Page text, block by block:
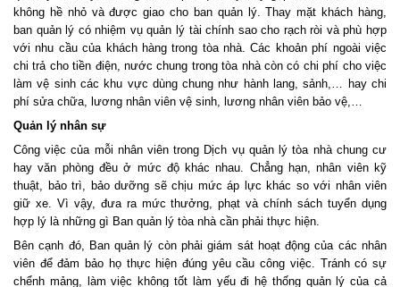
không hề nhỏ và được giao cho ban quản lý. Thay mặt khách hàng,
ban quản lý có nhiệm vụ quản lý tài chính sao cho rạch ròi và phù hợp
với nhu cầu của khách hàng trong tòa nhà. Các khoản phí ngoài việc
chi trả cho tiền điện, nước chung trong tòa nhà còn có chi phí cho việc
làm vệ sinh các khu vực dùng chung như hành lang, sảnh,… hay chi
phí sửa chữa, lương nhân viên vệ sinh, lương nhân viên bảo vệ,…
Quản lý nhân sự
Công việc của mỗi nhân viên trong Dịch vụ quản lý tòa nhà chung cư
hay văn phòng đều ở mức độ khác nhau. Chẳng hạn, nhân viên kỹ
thuật, bảo trì, bảo dưỡng sẽ chịu mức áp lực khác so với nhân viên
giữ xe. Vì vậy, đưa ra mức thưởng, phạt và chính sách tuyển dụng
hợp lý là những gì Ban quản lý tòa nhà cần phải thực hiện.
Bên cạnh đó, Ban quản lý còn phải giám sát hoạt động của các nhân
viên để đảm bảo họ thực hiện đúng yêu cầu công việc. Tránh có sự
chểnh mảng, làm việc không tốt làm yếu đi hệ thống quản lý của cả